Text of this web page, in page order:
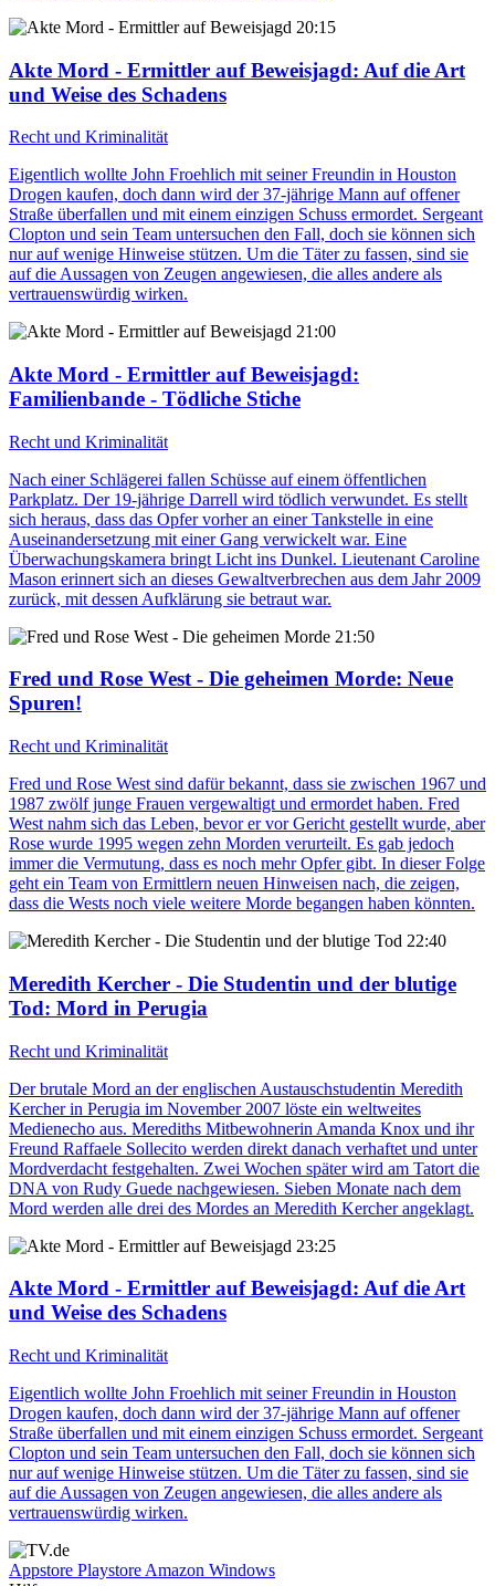
20:15
Akte Mord - Ermittler auf Beweisjagd: Auf die Art
und Weise des Schadens
Recht und Kriminalität
Eigentlich wollte John Froehlich mit seiner Freundin in Houston
Drogen kaufen, doch dann wird der 37-jährige Mann auf offener
Straße überfallen und mit einem einzigen Schuss ermordet. Sergeant
Clopton und sein Team untersuchen den Fall, doch sie können sich
nur auf wenige Hinweise stützen. Um die Täter zu fassen, sind sie
auf die Aussagen von Zeugen angewiesen, die alles andere als
vertrauenswürdig wirken.
21:00
Akte Mord - Ermittler auf Beweisjagd:
Familienbande - Tödliche Stiche
Recht und Kriminalität
Nach einer Schlägerei fallen Schüsse auf einem öffentlichen
Parkplatz. Der 19-jährige Darrell wird tödlich verwundet. Es stellt
sich heraus, dass das Opfer vorher an einer Tankstelle in eine
Auseinandersetzung mit einer Gang verwickelt war. Eine
Überwachungskamera bringt Licht ins Dunkel. Lieutenant Caroline
Mason erinnert sich an dieses Gewaltverbrechen aus dem Jahr 2009
zurück, mit dessen Aufklärung sie betraut war.
21:50
Fred und Rose West - Die geheimen Morde: Neue
Spuren!
Recht und Kriminalität
Fred und Rose West sind dafür bekannt, dass sie zwischen 1967 und
1987 zwölf junge Frauen vergewaltigt und ermordet haben. Fred
West nahm sich das Leben, bevor er vor Gericht gestellt wurde, aber
Rose wurde 1995 wegen zehn Morden verurteilt. Es gab jedoch
immer die Vermutung, dass es noch mehr Opfer gibt. In dieser Folge
geht ein Team von Ermittlern neuen Hinweisen nach, die zeigen,
dass die Wests noch viele weitere Morde begangen haben könnten.
22:40
Meredith Kercher - Die Studentin und der blutige
Tod: Mord in Perugia
Recht und Kriminalität
Der brutale Mord an der englischen Austauschstudentin Meredith
Kercher in Perugia im November 2007 löste ein weltweites
Medienecho aus. Merediths Mitbewohnerin Amanda Knox und ihr
Freund Raffaele Sollecito werden direkt danach verhaftet und unter
Mordverdacht festgehalten. Zwei Wochen später wird am Tatort die
DNA von Rudy Guede nachgewiesen. Sieben Monate nach dem
Mord werden alle drei des Mordes an Meredith Kercher angeklagt.
23:25
Akte Mord - Ermittler auf Beweisjagd: Auf die Art
und Weise des Schadens
Recht und Kriminalität
Eigentlich wollte John Froehlich mit seiner Freundin in Houston
Drogen kaufen, doch dann wird der 37-jährige Mann auf offener
Straße überfallen und mit einem einzigen Schuss ermordet. Sergeant
Clopton und sein Team untersuchen den Fall, doch sie können sich
nur auf wenige Hinweise stützen. Um die Täter zu fassen, sind sie
auf die Aussagen von Zeugen angewiesen, die alles andere als
vertrauenswürdig wirken.
Appstore Playstore Amazon Windows